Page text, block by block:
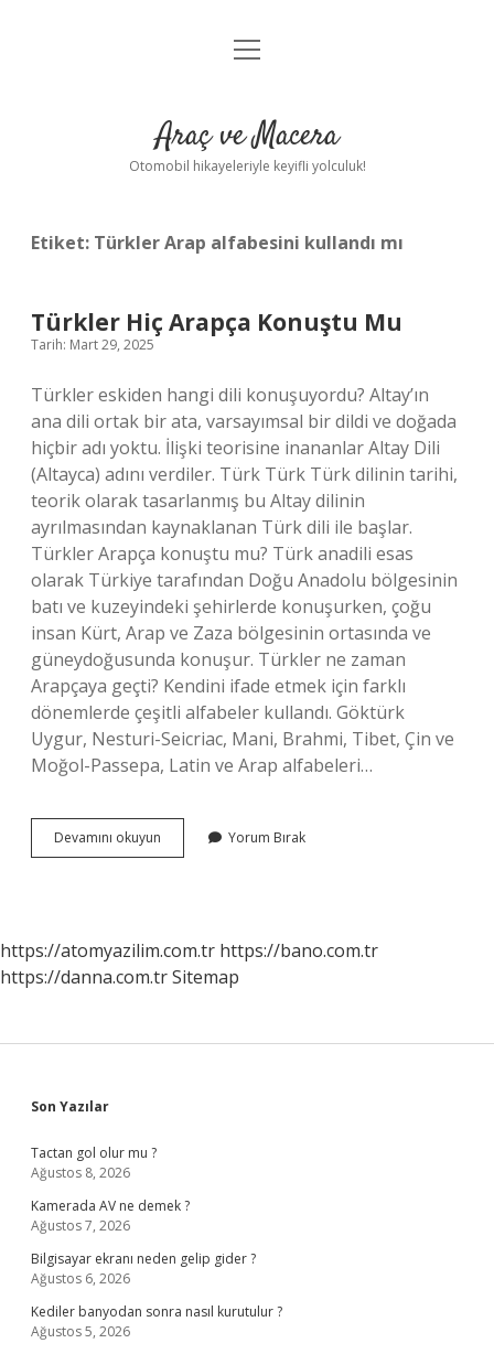
Anasayfa
Yasal Uyarı
menüyü
Araç ve Macera
Otomobil hikayeleriyle keyifli yolculuk!
Etiket: Türkler Arap alfabesini kullandı mı
Türkler Hiç Arapça Konuştu Mu
Tarih: Mart 29, 2025
Türkler eskiden hangi dili konuşuyordu? Altay’ın
ana dili ortak bir ata, varsayımsal bir dildi ve doğada
hiçbir adı yoktu. İlişki teorisine inananlar Altay Dili
(Altayca) adını verdiler. Türk Türk Türk dilinin tarihi,
teorik olarak tasarlanmış bu Altay dilinin
ayrılmasından kaynaklanan Türk dili ile başlar.
Türkler Arapça konuştu mu? Türk anadili esas
olarak Türkiye tarafından Doğu Anadolu bölgesinin
batı ve kuzeyindeki şehirlerde konuşurken, çoğu
insan Kürt, Arap ve Zaza bölgesinin ortasında ve
güneydoğusunda konuşur. Türkler ne zaman
Arapçaya geçti? Kendini ifade etmek için farklı
dönemlerde çeşitli alfabeler kullandı. Göktürk
Uygur, Nesturi-Seicriac, Mani, Brahmi, Tibet, Çin ve
Moğol-Passepa, Latin ve Arap alfabeleri…
Devamını okuyun
Hiç
Yorum Bırak
https://atomyazilim.com.tr https://bano.com.tr
https://danna.com.trSitemap
Sidebar
Son Yazılar
Tactan gol olur mu ?
Ağustos 8, 2026
Kamerada AV ne demek ?
Ağustos 7, 2026
Bilgisayar ekranı neden gelip gider ?
Ağustos 6, 2026
Kediler banyodan sonra nasıl kurutulur ?
Ağustos 5, 2026